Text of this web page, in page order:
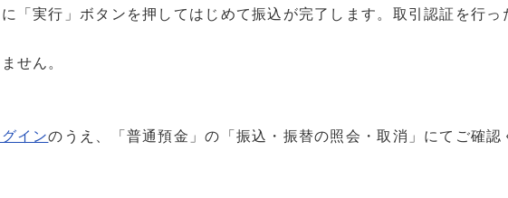
「実行」ボタンを押してはじめて振込が完了します。取引認証を行っ
せん。
グインのうえ、「普通預金」の「振込・振替の照会・取消」にてご確認